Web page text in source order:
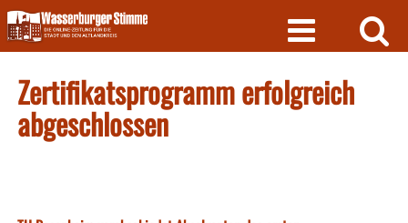
Skip
to
content
Zertifikatsprogramm erfolgreich
abgeschlossen